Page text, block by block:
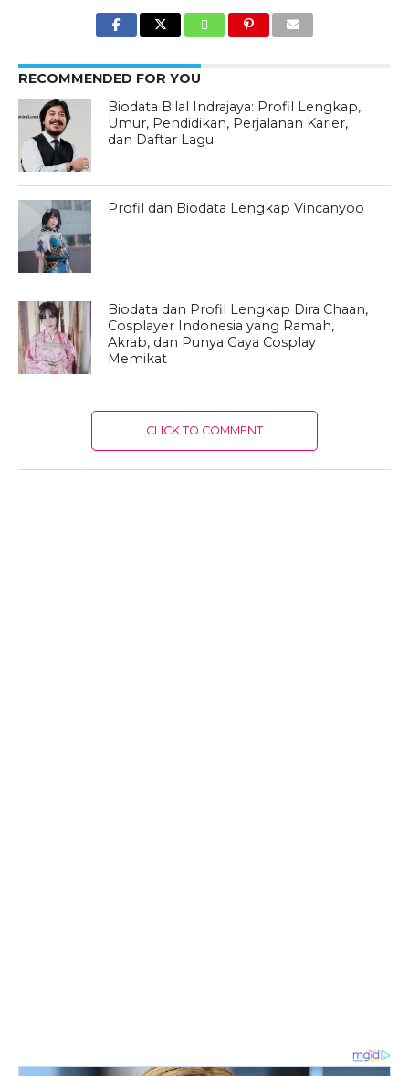
RECOMMENDED FOR YOU
Biodata Bilal Indrajaya: Profil Lengkap,
Umur, Pendidikan, Perjalanan Karier,
dan Daftar Lagu
Profil dan Biodata Lengkap Vincanyoo
Biodata dan Profil Lengkap Dira Chaan,
Cosplayer Indonesia yang Ramah,
Akrab, dan Punya Gaya Cosplay
Memikat
CLICK TO COMMENT